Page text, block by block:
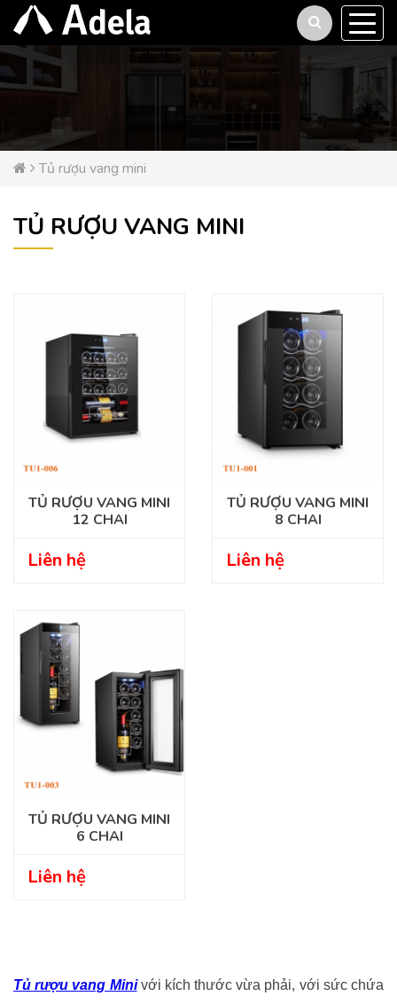
Tủ rượu vang mini
TỦ RƯỢU VANG MINI
TỦ RƯỢU VANG MINI
12 CHAI
Liên hệ
TỦ RƯỢU VANG MINI
8 CHAI
Liên hệ
TỦ RƯỢU VANG MINI
6 CHAI
Liên hệ
Tủ rượu vang Minivới kích thước vừa phải, với sức chứa